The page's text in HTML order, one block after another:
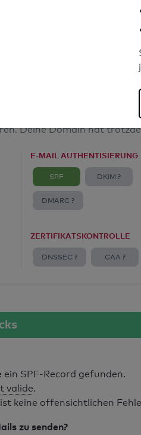
Syntaxprüfung: 0
Deine Domain hat
E-MAIL AUTHENTISIERUNG
SPF DKIM ?
DMARC ?
ZERTIFIKATSKONTROLLE
DNSSEC ? CAA ?
ein SPF-Record gefunden.
valide.
keine offensichtlichen
zu senden?